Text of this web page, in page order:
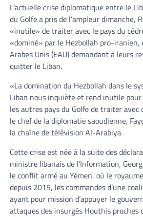
L’actuelle crise diplomatique entre le
du Golfe a pris de l’ampleur dimanche,
«inutile» de traiter avec le pays du
«dominé» par le Hezbollah pro-iranien,
Arabes Unis (EAU) demandant à leurs
quitter le Liban.
«La domination du Hezbollah dans le
Liban nous inquiète et rend inutile pour
les autres pays du Golfe de traiter avec
le chef de la diplomatie saoudienne,
la chaîne de télévision Al-Arabiya.
Cette crise est née à la suite des
ministre libanais de l’Information,
le conflit armé au Yémen, où le
depuis 2015, les commandes d’une
ayant pour mission d’appuyer le
attaques des insurgés Houthis proches